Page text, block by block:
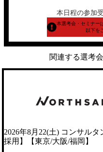
本日程の参加
本選考会・セミナー
以下を
関連する選考
2026年8月22(土) コンサル
採用】【東京/大阪/福岡】